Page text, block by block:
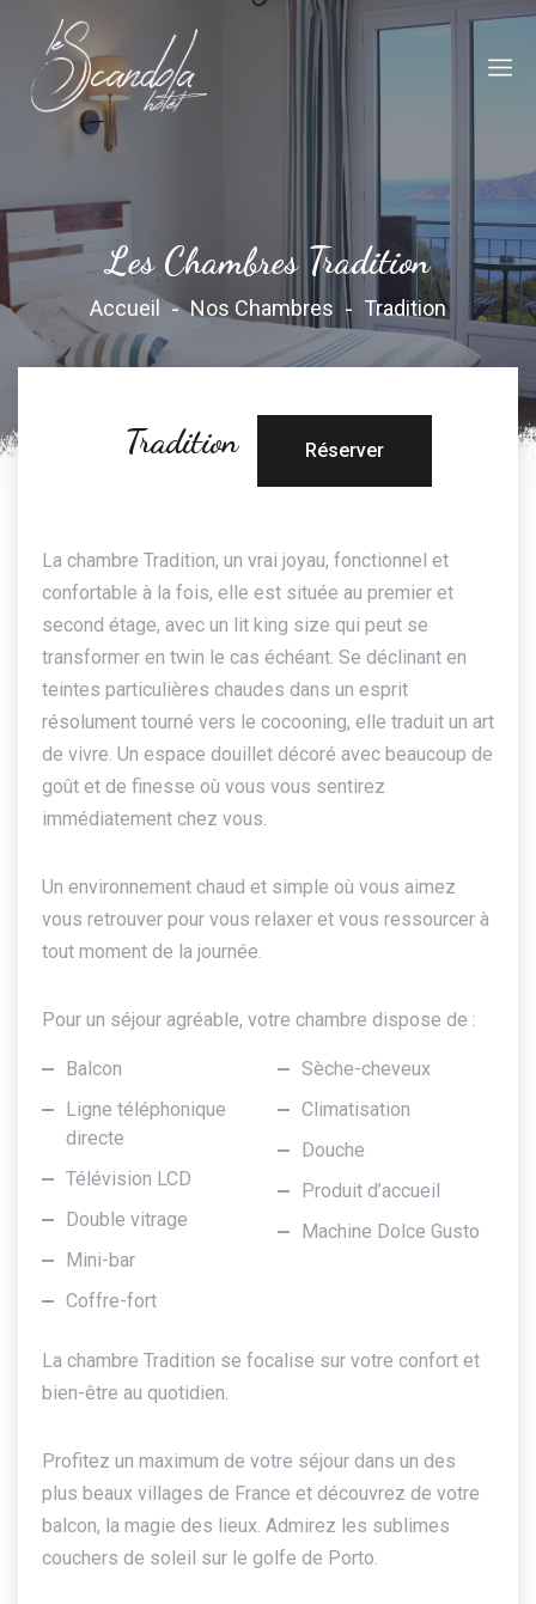
Les Chambres Tradition
Accueil Nos Chambres Tradition
Tradition Réserver
La chambre Tradition, un vrai joyau, fonctionnel et
confortable à la fois, elle est située au premier et
second étage, avec un lit king size qui peut se
transformer en twin le cas échéant. Se déclinant en
teintes particulières chaudes dans un esprit
résolument tourné vers le cocooning, elle traduit un art
de vivre. Un espace douillet décoré avec beaucoup de
goût et de finesse où vous vous sentirez
immédiatement chez vous.
Un environnement chaud et simple où vous aimez
vous retrouver pour vous relaxer et vous ressourcer à
tout moment de la journée.
Pour un séjour agréable, votre chambre dispose de :
Balcon
Ligne téléphonique
directe
Télévision LCD
Double vitrage
Mini-bar
Coffre-fort
Sèche-cheveux
Climatisation
Douche
Produit d’accueil
Machine Dolce Gusto
La chambre Tradition se focalise sur votre confort et
bien-être au quotidien.
Profitez un maximum de votre séjour dans un des
plus beaux villages de France et découvrez de votre
balcon, la magie des lieux. Admirez les sublimes
couchers de soleil sur le golfe de Porto.